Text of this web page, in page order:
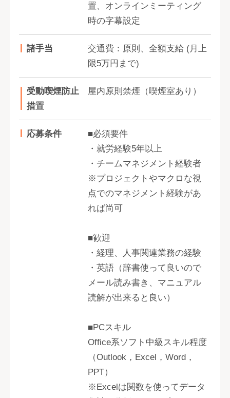
置、オンラインミーティング
時の字幕設定
諸手当
交通費：原則、全額支給 (月上
限5万円まで)
受動喫煙防止
措置
屋内原則禁煙（喫煙室あり）
応募条件
■必須要件
・就労経験5年以上
・チームマネジメント経験者
※プロジェクトやマクロな視
点でのマネジメント経験があ
れば尚可
■歓迎
・経理、人事関連業務の経験
・英語（辞書使って良いので
メール読み書き、マニュアル
読解が出来ると良い）
■PCスキル
Office系ソフト中級スキル程度
（Outlook，Excel，Word，
PPT）
※Excelは関数を使ってデータ